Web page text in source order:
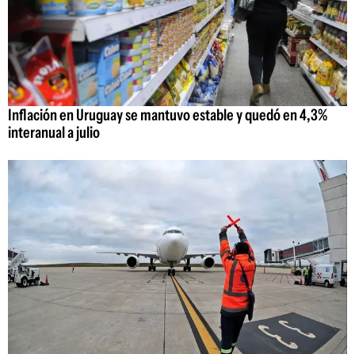
Inflación en Uruguay se mantuvo estable y quedó en 4,3%
interanual a julio